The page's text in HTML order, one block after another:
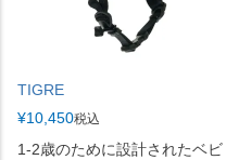
TIGRE
¥10,450税込
1-2歳のために設計されたベビ